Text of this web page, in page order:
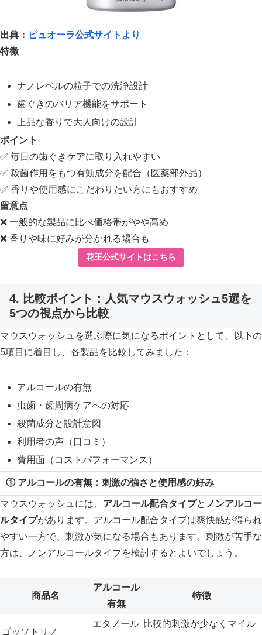
出典： ピュオーラ公式サイトより
特徴
ナノレベルの粒子での洗浄設計
歯ぐきのバリア機能をサポート
上品な香りで大人向けの設計
ポイント
✅ 毎日の歯ぐきケアに取り入れやすい
✅ 殺菌作用をもつ有効成分を配合（医薬部外品）
✅ 香りや使用感にこだわりたい方にもおすすめ
留意点
❌ 一般的な製品に比べ価格帯がやや高め
❌ 香りや味に好みが分かれる場合も
花王公式サイトはこちら
4. 比較ポイント：人気マウスウォッシュ5選を
5つの視点から比較
マウスウォッシュを選ぶ際に気になるポイントとして、以下の
5項目に着目し、各製品を比較してみました：
アルコールの有無
虫歯・歯周病ケアへの対応
殺菌成分と設計意図
利用者の声（口コミ）
費用面（コストパフォーマンス）
① アルコールの有無：刺激の強さと使用感の好み
マウスウォッシュには、 アルコール配合タイプと ノンアルコー
ルタイプがあります。アルコール配合タイプは爽快感が得られ
やすい一方で、刺激が気になる場合もあります。刺激が苦手な
方は、ノンアルコールタイプを検討するとよいでしょう。
商品名
アルコール
有無
特徴
ゴッソトリノ
エタノール 比較的刺激が少なくマイル